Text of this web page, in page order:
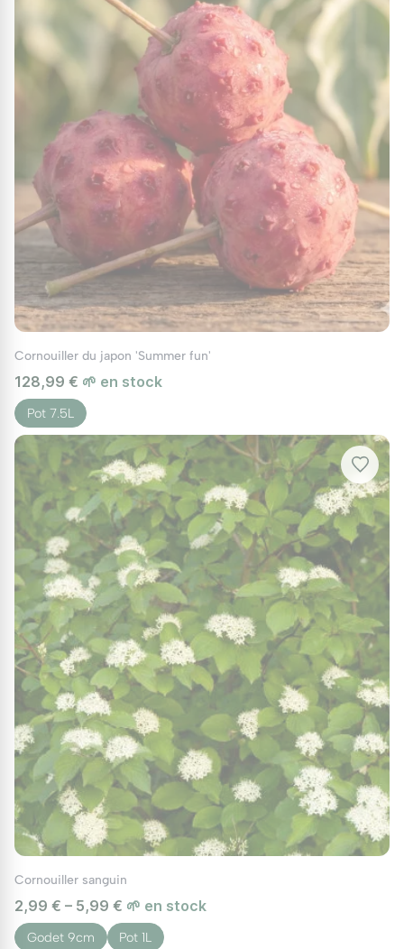
Cornouiller du japon 'Summer fun'
128,99 € 🌱 en stock
Pot 7.5L
Cornouiller sanguin
2,99 € – 5,99 € 🌱 en stock
Godet 9cm Pot 1L